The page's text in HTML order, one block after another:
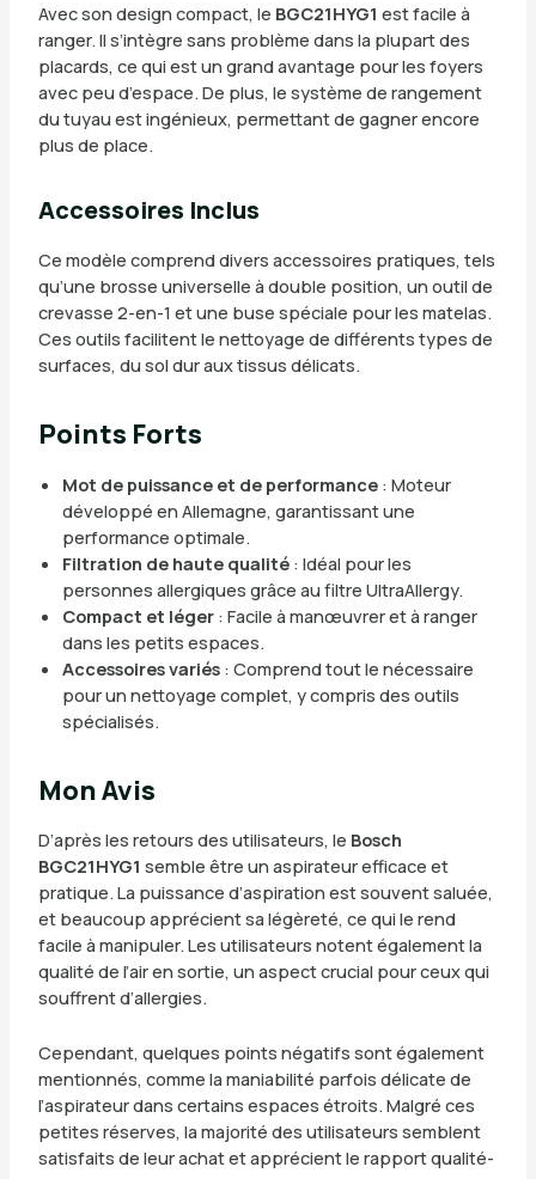
Avec son design compact, le BGC21HYG1 est facile à
ranger. Il s’intègre sans problème dans la plupart des
placards, ce qui est un grand avantage pour les foyers
avec peu d’espace. De plus, le système de rangement
du tuyau est ingénieux, permettant de gagner encore
plus de place.
Accessoires Inclus
Ce modèle comprend divers accessoires pratiques, tels
qu’une brosse universelle à double position, un outil de
crevasse 2-en-1 et une buse spéciale pour les matelas.
Ces outils facilitent le nettoyage de différents types de
surfaces, du sol dur aux tissus délicats.
Points Forts
Mot de puissance et de performance: Moteur
développé en Allemagne, garantissant une
performance optimale.
Filtration de haute qualité: Idéal pour les
personnes allergiques grâce au filtre UltraAllergy.
Compact et léger: Facile à manœuvrer et à ranger
dans les petits espaces.
Accessoires variés: Comprend tout le nécessaire
pour un nettoyage complet, y compris des outils
spécialisés.
Mon Avis
D’après les retours des utilisateurs, le Bosch
BGC21HYG1 semble être un aspirateur efficace et
pratique. La puissance d’aspiration est souvent saluée,
et beaucoup apprécient sa légèreté, ce qui le rend
facile à manipuler. Les utilisateurs notent également la
qualité de l’air en sortie, un aspect crucial pour ceux qui
souffrent d’allergies.
Cependant, quelques points négatifs sont également
mentionnés, comme la maniabilité parfois délicate de
l’aspirateur dans certains espaces étroits. Malgré ces
petites réserves, la majorité des utilisateurs semblent
satisfaits de leur achat et apprécient le rapport qualité-